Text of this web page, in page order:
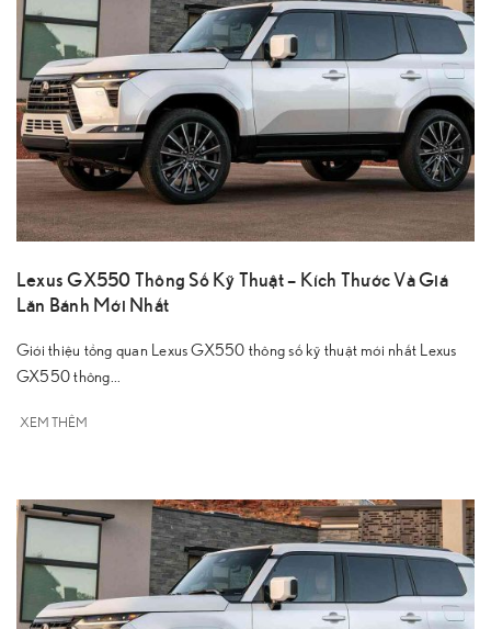
Lexus GX550 Thông Số Kỹ Thuật – Kích Thước Và Giá
Lăn Bánh Mới Nhất
Giới thiệu tổng quan Lexus GX550 thông số kỹ thuật mới nhất Lexus
GX550 thông...
XEM THÊM